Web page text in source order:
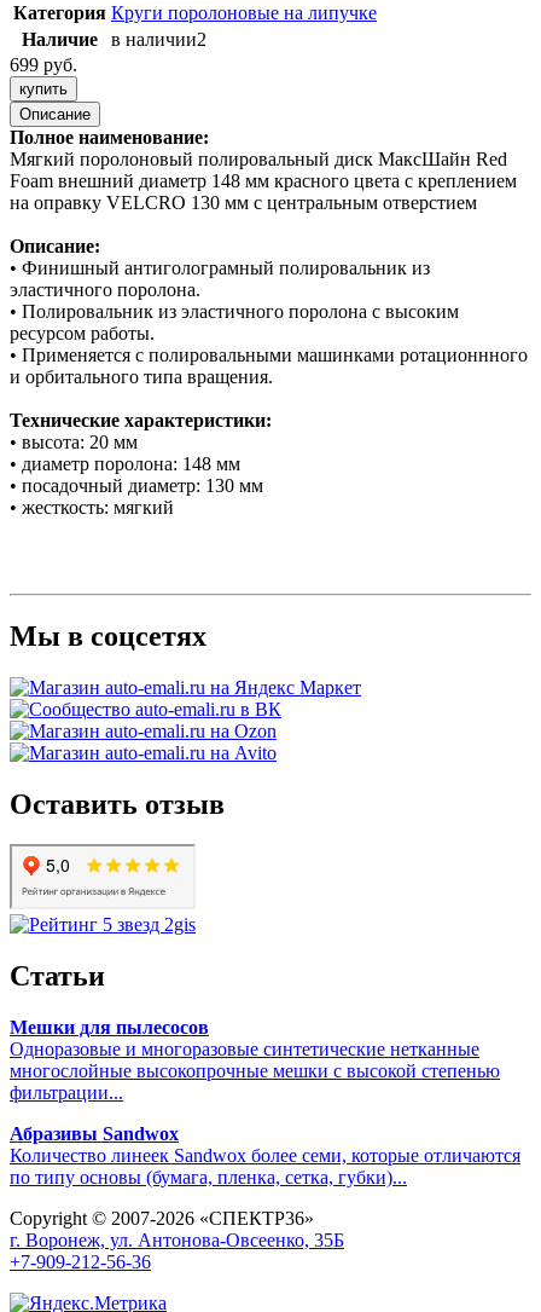
Категория Круги поролоновые на липучке
Наличие
в наличии2
699 руб.
купить
Описание
Полное наименование:
Мягкий поролоновый полировальный диск МаксШайн Red
Foam внешний диаметр 148 мм красного цвета с креплением
на оправку VELCRO 130 мм с центральным отверстием
Описание:
• Финишный антиголограмный полировальник из
эластичного поролона.
• Полировальник из эластичного поролона с высоким
ресурсом работы.
• Применяется с полировальными машинками ротационнного
и орбитального типа вращения.
Технические характеристики:
• высота: 20 мм
• диаметр поролона: 148 мм
• посадочный диаметр: 130 мм
• жесткость: мягкий
Мы в соцсетях
Оставить отзыв
Статьи
Мешки для пылесосов
Одноразовые и многоразовые синтетические нетканные
многослойные высокопрочные мешки с высокой степенью
фильтрации...
Абразивы Sandwox
Количество линеек Sandwox более семи, которые отличаются
по типу основы (бумага, пленка, сетка, губки)...
Copyright © 2007-2026 «СПЕКТР36»
г. Воронеж, ул. Антонова-Овсеенко, 35Б
+7-909-212-56-36